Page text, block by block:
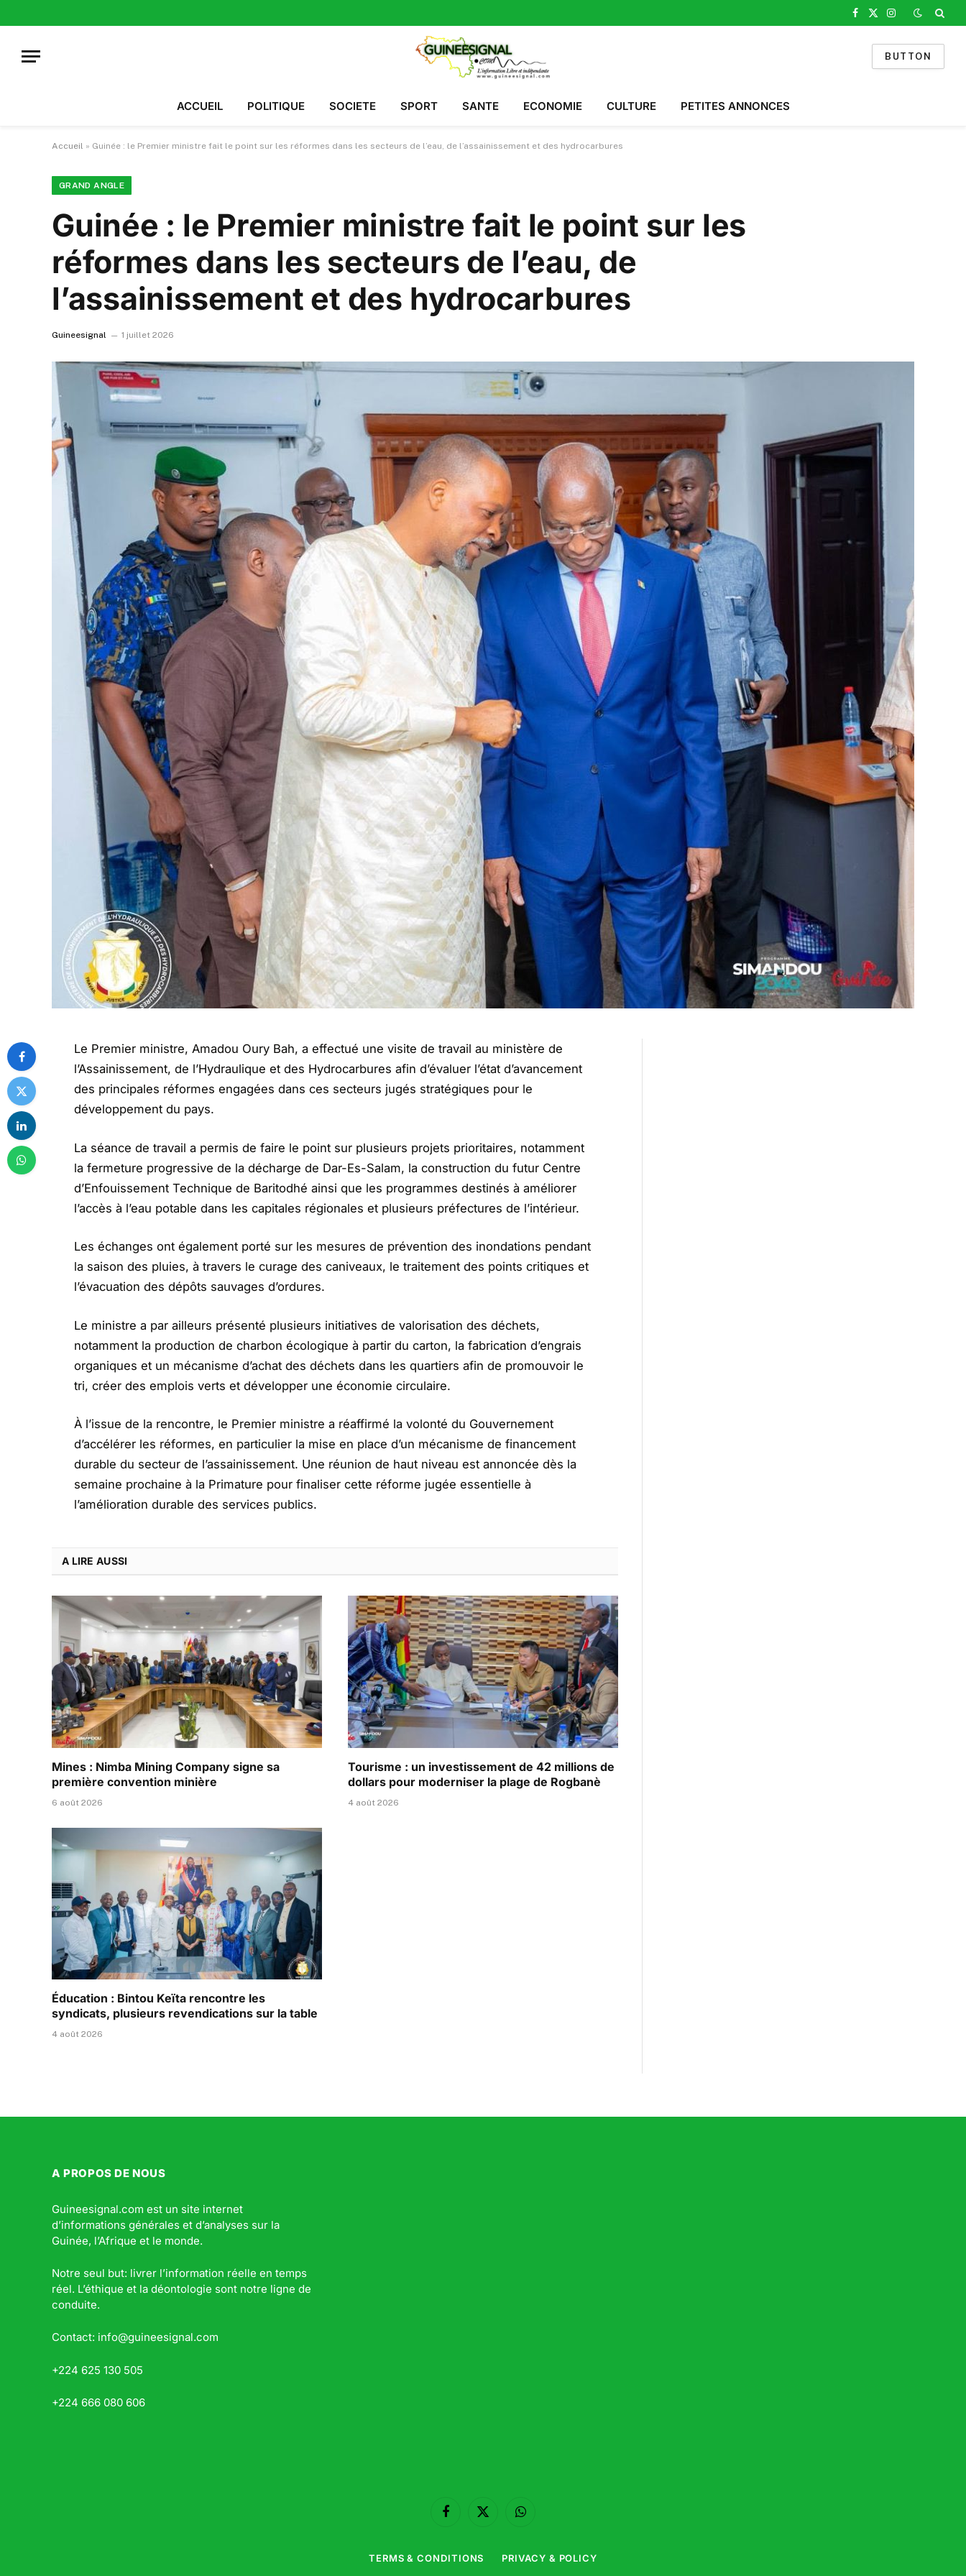
Facebook
X
Instagram
BUTTON
ACCUEIL POLITIQUE SOCIETE SPORT SANTE ECONOMIE CULTURE PETITES ANNONCES
Accueil » Guinée : le Premier ministre fait le point sur les réformes dans les secteurs de l’eau, de l’assainissement et des hydrocarbures
GRAND ANGLE
Guinée : le Premier ministre fait le point sur les
réformes dans les secteurs de l’eau, de
l’assainissement et des hydrocarbures
Guineesignal 1 juillet 2026
Le Premier ministre, Amadou Oury Bah, a effectué une visite de travail au ministère de
l’Assainissement, de l’Hydraulique et des Hydrocarbures afin d’évaluer l’état d’avancement
des principales réformes engagées dans ces secteurs jugés stratégiques pour le
développement du pays.
La séance de travail a permis de faire le point sur plusieurs projets prioritaires, notamment
la fermeture progressive de la décharge de Dar-Es-Salam, la construction du futur Centre
d’Enfouissement Technique de Baritodhé ainsi que les programmes destinés à améliorer
l’accès à l’eau potable dans les capitales régionales et plusieurs préfectures de l’intérieur.
Les échanges ont également porté sur les mesures de prévention des inondations pendant
la saison des pluies, à travers le curage des caniveaux, le traitement des points critiques et
l’évacuation des dépôts sauvages d’ordures.
Le ministre a par ailleurs présenté plusieurs initiatives de valorisation des déchets,
notamment la production de charbon écologique à partir du carton, la fabrication d’engrais
organiques et un mécanisme d’achat des déchets dans les quartiers afin de promouvoir le
tri, créer des emplois verts et développer une économie circulaire.
À l’issue de la rencontre, le Premier ministre a réaffirmé la volonté du Gouvernement
d’accélérer les réformes, en particulier la mise en place d’un mécanisme de financement
durable du secteur de l’assainissement. Une réunion de haut niveau est annoncée dès la
semaine prochaine à la Primature pour finaliser cette réforme jugée essentielle à
l’amélioration durable des services publics.
A LIRE AUSSI
Mines : Nimba Mining Company signe sa
première convention minière
6 août 2026
Tourisme : un investissement de 42 millions de
dollars pour moderniser la plage de Rogbanè
4 août 2026
Éducation : Bintou Keïta rencontre les
syndicats, plusieurs revendications sur la table
4 août 2026
A PROPOS DE NOUS
Guineesignal.com est un site internet
d’informations générales et d’analyses sur la
Guinée, l’Afrique et le monde.
Notre seul but: livrer l’information réelle en temps
réel. L’éthique et la déontologie sont notre ligne de
conduite.
Contact: info@guineesignal.com
+224 625 130 505
+224 666 080 606
Facebook
X
WhatsApp
TERMS & CONDITIONS PRIVACY & POLICY